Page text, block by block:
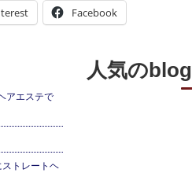
Facebook
アエステで
トレートヘ
人気のblog